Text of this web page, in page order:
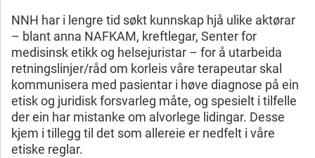
NNH har i lengre tid søkt kunnskap hjå ulike aktørar
– blant anna NAFKAM, kreftlegar, Senter for
medisinsk etikk og helsejuristar – for å utarbeida
retningslinjer/råd om korleis våre terapeutar skal
kommunisera med pasientar i høve diagnose på ein
etisk og juridisk forsvarleg måte, og spesielt i tilfelle
der ein har mistanke om alvorlege lidingar. Desse
kjem i tillegg til det som allereie er nedfelt i våre
etiske reglar.